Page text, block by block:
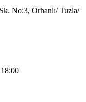
No:3, Orhanlı/ Tuzla/